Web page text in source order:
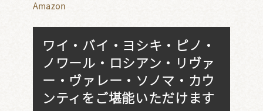
Amazon
ワイ・バイ・ヨシキ・ピノ・
ノワール・ロシアン・リヴァ
ー・ヴァレー・ソノマ・カウ
ンティをご堪能いただけます